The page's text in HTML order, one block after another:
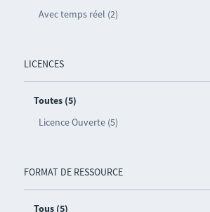
Avec temps réel (2)
LICENCES
Toutes (5)
Licence Ouverte (5)
FORMAT DE RESSOURCE
Tous (5)